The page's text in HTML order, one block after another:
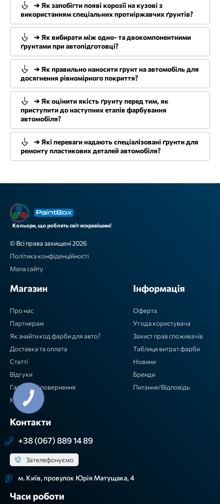
➔ Як запобігти появі корозії на кузові з
використанням спеціальних протиіржавчих ґрунтів?
➔ Як вибирати між одно- та двокомпонентними
ґрунтами при автопідготовці?
➔ Як правильно наносити грунт на автомобіль для
досягнення рівномірного покриття?
➔ Як оцінити якість ґрунту перед тим, як
приступити до наступних етапів фарбування
автомобіля?
➔ Які переваги надають спеціалізовані ґрунти для
ремонту пластикових деталей автомобіля?
Кольори, що роблять світ яскравішим!
© Всі права захищені 2026
Політика конфіденційності
Мапа сайту
Магазин
Про нас
Партнерам
Як знайти код фарби для авто?
Доставка та оплата
Статті
Відгуки
Гарантія / повернення
Контакти
Інформація
Оферта
Угода користувача
Захист прав споживачів
Таблиця витрат фарби
Новини
Бренди
Питання/Відповідь
Контакти
+38 (067) 889 14 89
Зателефонуємо
м. Київ, провулок Юрія Матущака, 4
Часи роботи